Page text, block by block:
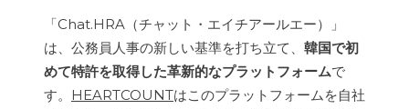
「Chat.HRA（チャット・エイチアールエー）」
は、公務員人事の新しい基準を打ち立て、 韓国で初
めて特許を取得した革新的なプラットフォームで
す。 HEARTCOUNTはこのプラットフォームを自社